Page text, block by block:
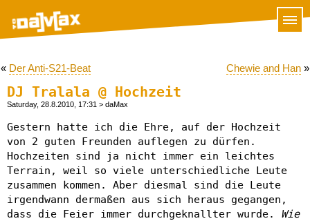
« Der Anti-S21-Beat Chewie and Han »
DJ Tralala @ Hochzeit
Saturday, 28.8.2010, 17:31 > daMax
Gestern hatte ich die Ehre, auf der Hochzeit
von 2 guten Freunden auflegen zu dürfen.
Hochzeiten sind ja nicht immer ein leichtes
Terrain, weil so viele unterschiedliche Leute
zusammen kommen. Aber diesmal sind die Leute
irgendwann dermaßen aus sich heraus gegangen,
dass die Feier immer durchgeknallter wurde. Wie